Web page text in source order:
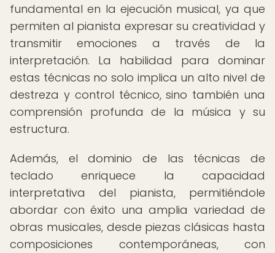
fundamental en la ejecución musical, ya que
permiten al pianista expresar su creatividad y
transmitir emociones a través de la
interpretación. La habilidad para dominar
estas técnicas no solo implica un alto nivel de
destreza y control técnico, sino también una
comprensión profunda de la música y su
estructura.
Además, el dominio de las técnicas de
teclado enriquece la capacidad
interpretativa del pianista, permitiéndole
abordar con éxito una amplia variedad de
obras musicales, desde piezas clásicas hasta
composiciones contemporáneas, con